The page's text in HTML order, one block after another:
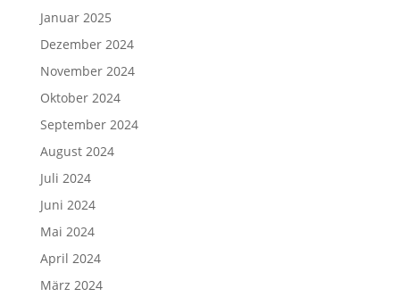
Januar 2025
Dezember 2024
November 2024
Oktober 2024
September 2024
August 2024
Juli 2024
Juni 2024
Mai 2024
April 2024
März 2024